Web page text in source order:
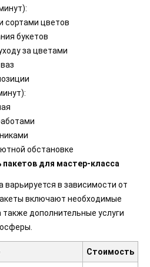
сортами цветов
букетов
за цветами
обстановке
для мастер-класса
в зависимости от
включают необходимые
дополнительные услуги
Стоимость